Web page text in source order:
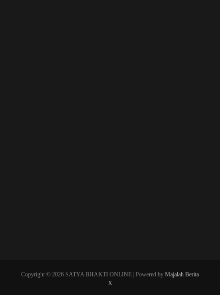
Copyright © 2026 SATYA BHAKTI ONLINE | Powered by Majalah Berita
X